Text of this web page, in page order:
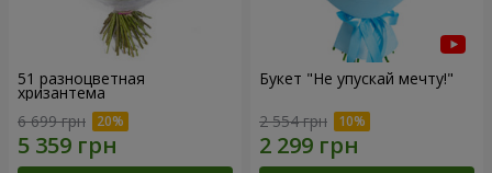
51 разноцветная
хризантема
6 699 грн
Букет "Не упускай мечту!"
2 554 грн